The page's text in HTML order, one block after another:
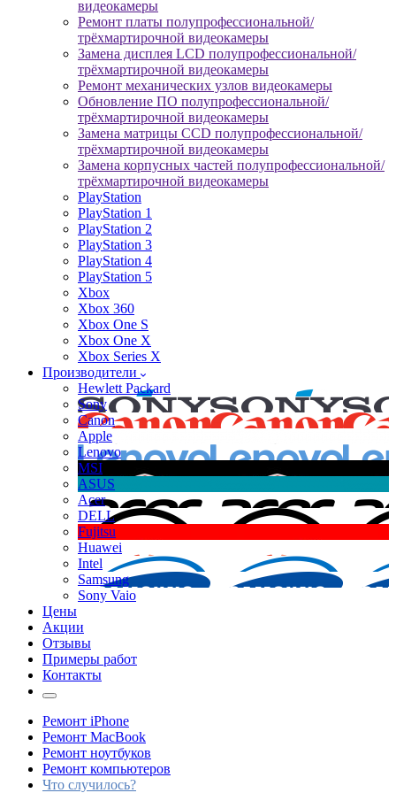
видеокамеры
Ремонт платы полупрофессиональной/
трёхмартирочной видеокамеры
Замена дисплея LCD полупрофессиональной/
трёхмартирочной видеокамеры
Ремонт механических узлов видеокамеры
Обновление ПО полупрофессиональной/
трёхмартирочной видеокамеры
Замена матрицы CCD полупрофессиональной/
трёхмартирочной видеокамеры
Замена корпусных частей полупрофессиональной/
трёхмартирочной видеокамеры
PlayStation
PlayStation 1
PlayStation 2
PlayStation 3
PlayStation 4
PlayStation 5
Xbox
Xbox 360
Xbox One S
Xbox One X
Xbox Series X
Производители
Hewlett Packard
Sony
Canon
Apple
Lenovo
MSI
ASUS
Acer
DELL
Fujitsu
Huawei
Intel
Samsung
Sony Vaio
Цены
Акции
Отзывы
Примеры работ
Контакты
Ремонт iPhone
Ремонт MacBook
Ремонт ноутбуков
Ремонт компьютеров
Что случилось?